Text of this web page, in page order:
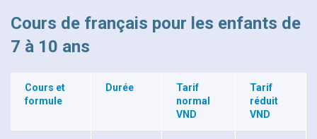
Cours de français pour les enfants de
7 à 10 ans
Cours et
formule
Durée
Tarif
normal
VND
Tarif
réduit
VND